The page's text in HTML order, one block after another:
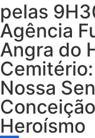
pelas
Agência
Angra do
Cemitério:
Nossa
Heroísmo